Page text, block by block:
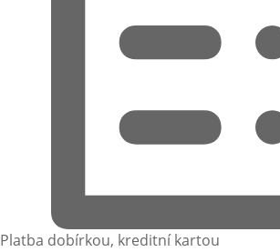
Platba dobírkou, kreditní kartou